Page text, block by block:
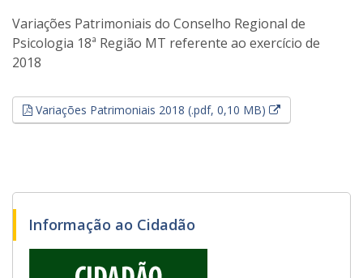
Variações Patrimoniais do Conselho Regional de
Psicologia 18ª Região MT referente ao exercício de
2018
Variações Patrimoniais 2018 (.pdf, 0,10 MB) Esse link
Informação ao Cidadão